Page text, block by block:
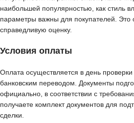
наибольшей популярностью, как стиль
параметры важны для покупателей. Это
справедливую оценку.
Условия оплаты
Оплата осуществляется в день
банковским переводом. Документы
официально, в соответствии с
получаете комплект документов для
сделки.